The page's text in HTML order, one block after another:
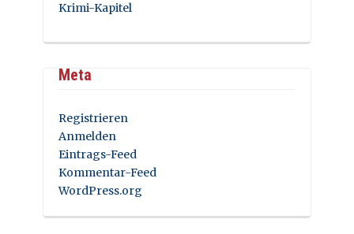
Krimi-Kapitel
Meta
Registrieren
Anmelden
Eintrags-Feed
Kommentar-Feed
WordPress.org